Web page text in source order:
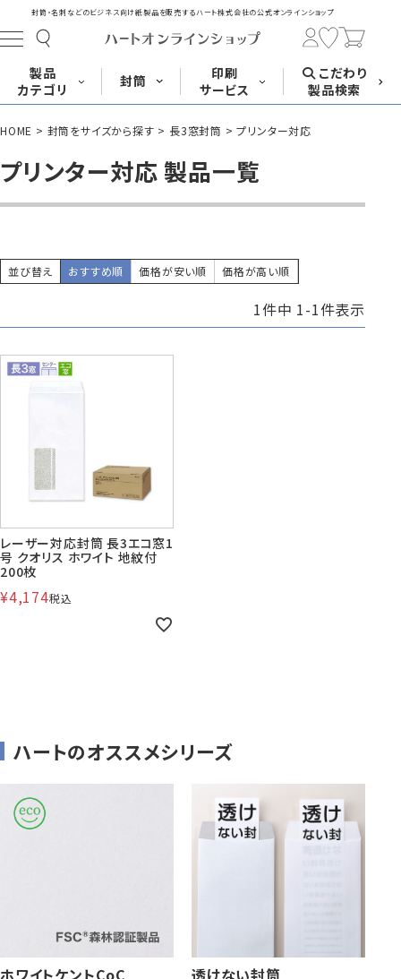
封筒・名刺などのビジネス向け紙製品を販売するハート株式会社の公式オンラインショップ
製品
カテゴリ
名刺
賞状・証書・
辞令用紙
喪中はがき
カレンダー 領収書
封筒
長形封筒 角形封筒 洋形封筒
120×235 120×235
長4窓封筒
B5横3つ折
90×205
長2封筒
B5縦2つ折
洋2タテ封筒
A4横・縦4つ折
洋5タテ封筒
A5縦2つ折
洋6タテ封筒
B5横3つ折
印刷
サービス
封筒印刷サービス
紙製クリアファイル印刷サービス
こだわり
製品検索
HOME 封筒をサイズから探す 長3窓封筒 プリンター対応
プリンター対応 製品一覧
並び替え おすすめ順 価格が安い順 価格が高い順
1件中 1-1件表示
レーザー対応封筒 長3エコ窓1
号 クオリス ホワイト 地紋付
200枚
¥4,174税込
ハートのオススメシリーズ
ホワイトケントCoC 透けない封筒